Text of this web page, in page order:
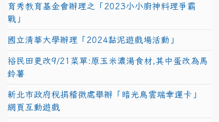
育秀教育基金會辦理之「2023小小廚神料理爭霸
戰」
國立清華大學辦理「2024黏泥遊戲場活動」
裕民田更改9/21菜單:原玉米濃湯食材,其中蛋改為馬
鈴薯
新北市政府稅捐稽徵處舉辦「暗光鳥雲端幸運卡」
網頁互動遊戲